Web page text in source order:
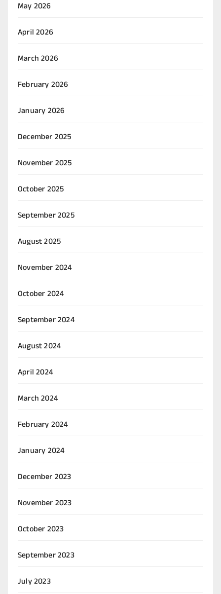
May 2026
April 2026
March 2026
February 2026
January 2026
December 2025
November 2025
October 2025
September 2025
August 2025
November 2024
October 2024
September 2024
August 2024
April 2024
March 2024
February 2024
January 2024
December 2023
November 2023
October 2023
September 2023
July 2023